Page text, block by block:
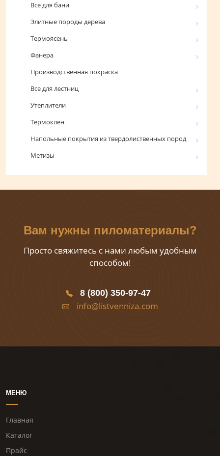
Все для бани
Элитные породы дерева
Термоясень
Фанера
Производственная покраска
Все для лестниц
Утеплители
Термоклен
Напольные покрытия из твердолиственных пород
Метизы
Вам нужны пиломатериалы?
Просто свяжитесь с нами любым удобным
способом!
8 (800) 350-97-47
info@listvenniza.com
МЕНЮ
Главная
Каталог
Прайс